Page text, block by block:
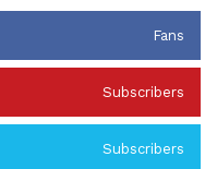
Fans
Subscribers
Subscribers